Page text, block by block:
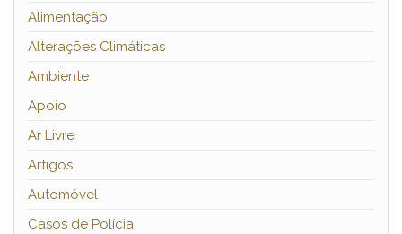
Alimentação
Alterações Climáticas
Ambiente
Apoio
Ar Livre
Artigos
Automóvel
Casos de Polícia